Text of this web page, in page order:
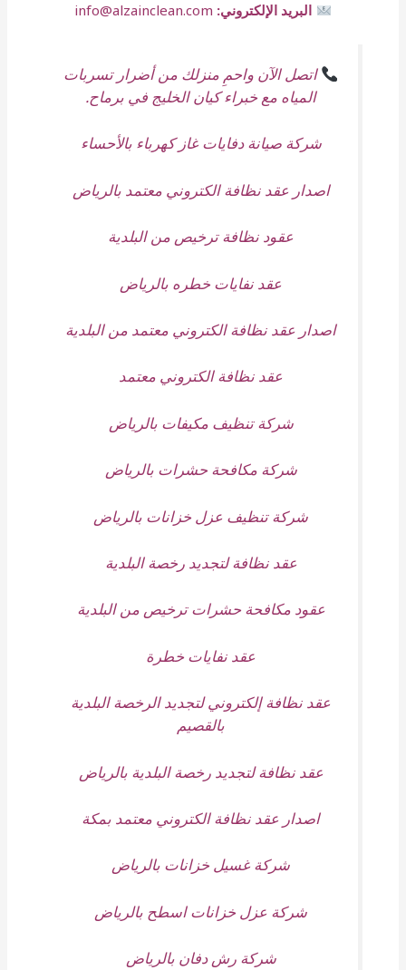
البريد الإلكتروني: info@alzainclean.com
اتصل الآن واحمِ منزلك من أضرار تسربات
المياه مع خبراء كيان الخليج في برماح.
شركة صيانة دفايات غاز كهرباء بالأحساء
اصدار عقد نظافة الكتروني معتمد بالرياض
عقود نظافة ترخيص من البلدية
عقد نفايات خطره بالرياض
اصدار عقد نظافة الكتروني معتمد من البلدية
عقد نظافة الكتروني معتمد
شركة تنظيف مكيفات بالرياض
شركة مكافحة حشرات بالرياض
شركة تنظيف عزل خزانات بالرياض
عقد نظافة لتجديد رخصة البلدية
عقود مكافحة حشرات ترخيص من البلدية
عقد نفايات خطرة
عقد نظافة إلكتروني لتجديد الرخصة البلدية
بالقصيم
عقد نظافة لتجديد رخصة البلدية بالرياض
اصدار عقد نظافة الكتروني معتمد بمكة
شركة غسيل خزانات بالرياض
شركة عزل خزانات اسطح بالرياض
شركة رش دفان بالرياض